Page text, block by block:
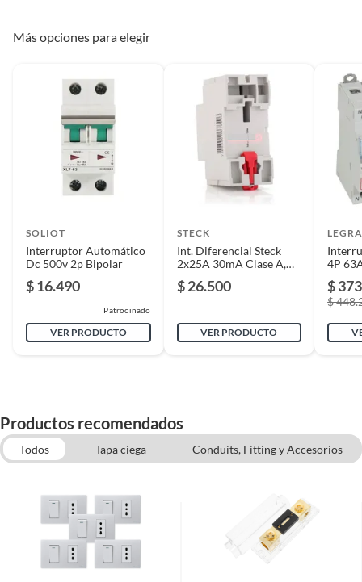
Tipo de divisor
Material
Voltaje
Incluye
Rele Protector de Voltaje y
Corriente Monofasico 63A -
CNC
Amperaje
Garantía 6 meses
Más opciones para elegir
SOLIOT
Interruptor Automático
Dc 500v 2p Bipolar
$ 16.490
Patrocinado
VER PRODUCTO
STECK
Int. Diferencial Steck
2x25A 30mA Clase A,
$ 26.500
VER PRODUCTO
4P
$
$
Productos recomendados
Todos Tapa ciega
Conduits, Fitting y Accesorios
Diferencial electrico
Caja de distribucion electrica
Regleta electrica